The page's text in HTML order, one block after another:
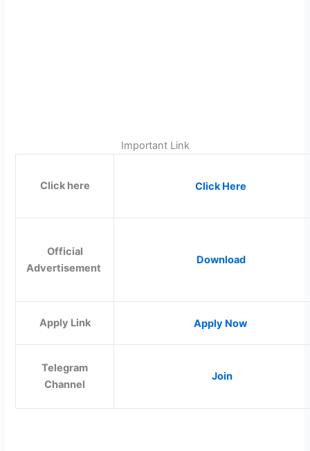
Important Link
Click here Click Here
Official
Advertisement
Download
Apply Link Apply Now
Telegram
Channel
Join